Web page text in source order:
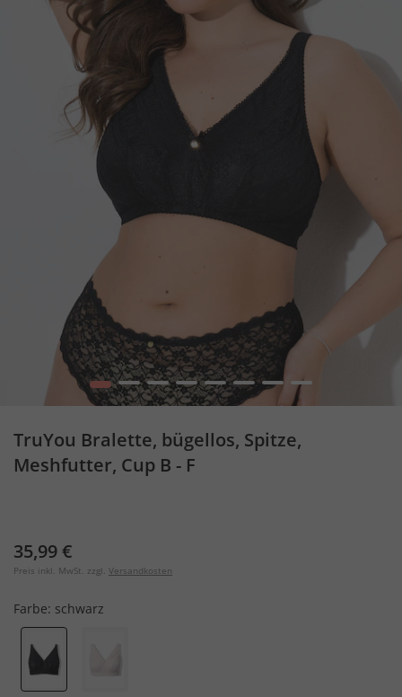
1 2 3 4 5 6 7 8
TruYou Bralette, bügellos, Spitze,
Meshfutter, Cup B - F
35,99 €
Preis inkl. MwSt. zzgl. Versandkosten
Farbe: schwarz